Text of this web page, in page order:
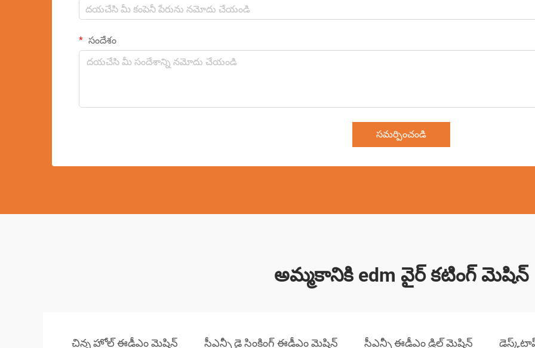
సందేశం
సమర్పించండి
అమ్మకానికి edm వైర్ కటింగ్ మెషిన్
చిన్న హోల్ ఈడీఎం మెషిన్ సీఎన్సీ డై సింకింగ్ ఈడీఎం మెషిన్ సీఎన్సీ ఈడీఎం డ్రిల్ మెషిన్